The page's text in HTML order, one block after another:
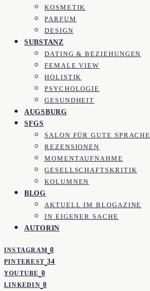
KOSMETIK
PARFUM
DESIGN
SUBSTANZ
DATING & BEZIEHUNGEN
FEMALE VIEW
HOLISTIK
PSYCHOLOGIE
GESUNDHEIT
AUGSBURG
SFGS
SALON FÜR GUTE SPRACHE
REZENSIONEN
MOMENTAUFNAHME
GESELLSCHAFTSKRITIK
KOLUMNEN
BLOG
AKTUELL IM BLOGAZINE
IN EIGENER SACHE
AUTORIN
INSTAGRAM 0
PINTEREST 34
YOUTUBE 0
LINKEDIN 0